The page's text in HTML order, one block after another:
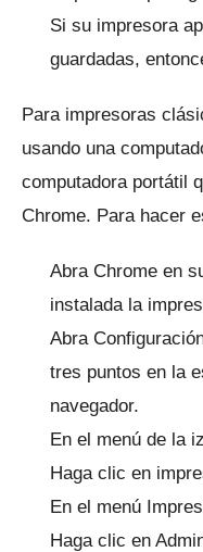
Si su impresora
guardadas,
Para impresoras
usando una
computadora portátil
Chrome. Para hacer
Abra Chrome en
instalada la
Abra
tres puntos en la
navegador.
En el menú de la
Haga clic en
En el menú
Haga clic en